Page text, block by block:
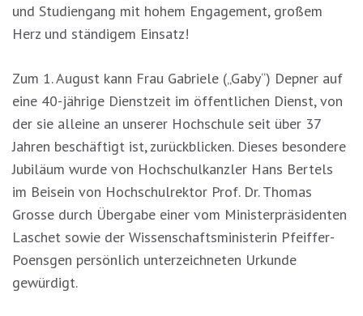
und Studiengang mit hohem Engagement, großem
Herz und ständigem Einsatz!
Zum 1. August kann Frau Gabriele („Gaby“) Depner auf
eine 40-jährige Dienstzeit im öffentlichen Dienst, von
der sie alleine an unserer Hochschule seit über 37
Jahren beschäftigt ist, zurückblicken. Dieses besondere
Jubiläum wurde von Hochschulkanzler Hans Bertels
im Beisein von Hochschulrektor Prof. Dr. Thomas
Grosse durch Übergabe einer vom Ministerpräsidenten
Laschet sowie der Wissenschaftsministerin Pfeiffer-
Poensgen persönlich unterzeichneten Urkunde
gewürdigt.